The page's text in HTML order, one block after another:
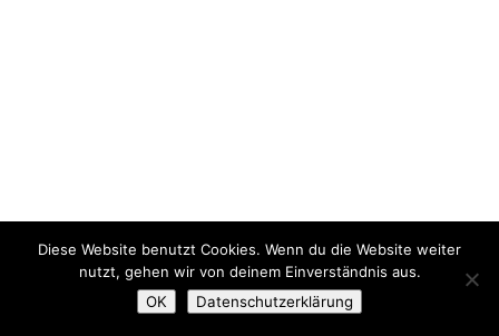
Diese Website benutzt Cookies. Wenn du die Website weiter
nutzt, gehen wir von deinem Einverständnis aus.
OK
Datenschutzerklärung